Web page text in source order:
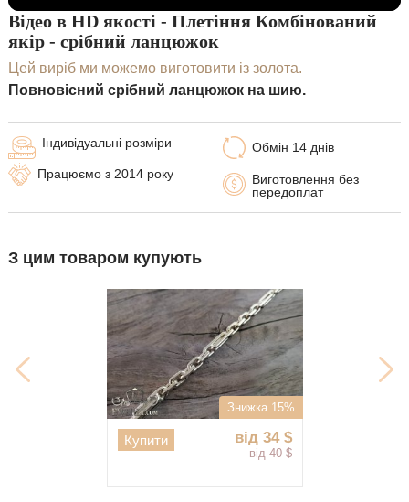
Відео в HD якості - Плетіння Комбінований
якір - срібний ланцюжок
Цей виріб ми можемо виготовити із золота.
Повновісний срібний ланцюжок на шию.
Обмін 14 днів
Виготовлення без
передоплат
Індивідуальні розміри
Працюємо з 2014 року
З цим товаром купують
Знижка 15%
від 34 $
від 40 $
Купити